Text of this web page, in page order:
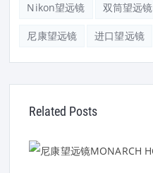
Nikon望远镜 双筒望远镜
尼康望远镜 进口望远镜
Related Posts